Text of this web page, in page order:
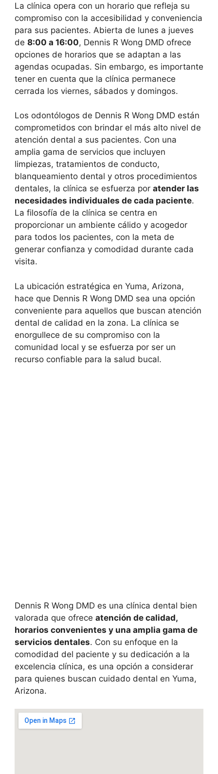
La clínica opera con un horario que refleja su
compromiso con la accesibilidad y conveniencia
para sus pacientes. Abierta de lunes a jueves
de 8:00 a 16:00, Dennis R Wong DMD ofrece
opciones de horarios que se adaptan a las
agendas ocupadas. Sin embargo, es importante
tener en cuenta que la clínica permanece
cerrada los viernes, sábados y domingos.
Los odontólogos de Dennis R Wong DMD están
comprometidos con brindar el más alto nivel de
atención dental a sus pacientes. Con una
amplia gama de servicios que incluyen
limpiezas, tratamientos de conducto,
blanqueamiento dental y otros procedimientos
dentales, la clínica se esfuerza por atender las
necesidades individuales de cada paciente.
La filosofía de la clínica se centra en
proporcionar un ambiente cálido y acogedor
para todos los pacientes, con la meta de
generar confianza y comodidad durante cada
visita.
La ubicación estratégica en Yuma, Arizona,
hace que Dennis R Wong DMD sea una opción
conveniente para aquellos que buscan atención
dental de calidad en la zona. La clínica se
enorgullece de su compromiso con la
comunidad local y se esfuerza por ser un
recurso confiable para la salud bucal.
Dennis R Wong DMD es una clínica dental bien
valorada que ofrece atención de calidad,
horarios convenientes y una amplia gama de
servicios dentales. Con su enfoque en la
comodidad del paciente y su dedicación a la
excelencia clínica, es una opción a considerar
para quienes buscan cuidado dental en Yuma,
Arizona.